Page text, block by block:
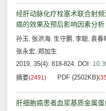
经肝动脉化疗栓塞术联合射
癌的效果及预后影响因素分析
孙玉, 张洪海, 生守鹏, 李聪, 袁春
张永宏, 郑加生
2019, 35(4): 818-824. DOI:
摘要(2491) PDF (2502KB)(
肝细胞癌患者血浆基质金属